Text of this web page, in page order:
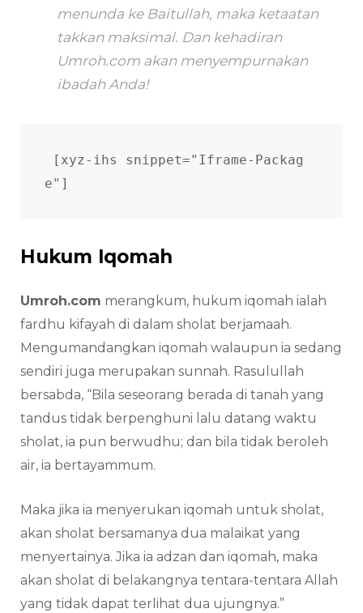
menunda ke Baitullah, maka ketaatan
takkan maksimal. Dan kehadiran
Umroh.com akan menyempurnakan
ibadah Anda!
[xyz-ihs snippet="Iframe-Packag
e"]
Hukum Iqomah
Umroh.com merangkum, hukum iqomah ialah
fardhu kifayah di dalam sholat berjamaah.
Mengumandangkan iqomah walaupun ia sedang
sendiri juga merupakan sunnah. Rasulullah
bersabda, “Bila seseorang berada di tanah yang
tandus tidak berpenghuni lalu datang waktu
sholat, ia pun berwudhu; dan bila tidak beroleh
air, ia bertayammum.
Maka jika ia menyerukan iqomah untuk sholat,
akan sholat bersamanya dua malaikat yang
menyertainya. Jika ia adzan dan iqomah, maka
akan sholat di belakangnya tentara-tentara Allah
yang tidak dapat terlihat dua ujungnya.”